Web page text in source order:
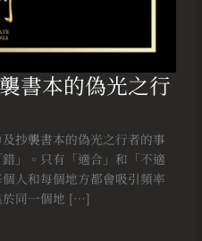
書本的偽光之行
抄襲書本的偽光之行者的事
」。只有「適合」和「不適
人和每個地方都會吸引頻率
於同一個地 […]